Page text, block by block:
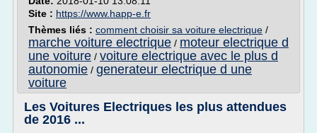
Site : https://www.happ-e.fr
Thèmes liés : comment choisir sa voiture electrique /
marche voiture electrique / moteur electrique d
une voiture / voiture electrique avec le plus d
autonomie / generateur electrique d une
voiture
Les Voitures Electriques les plus attendues
de 2016 ...